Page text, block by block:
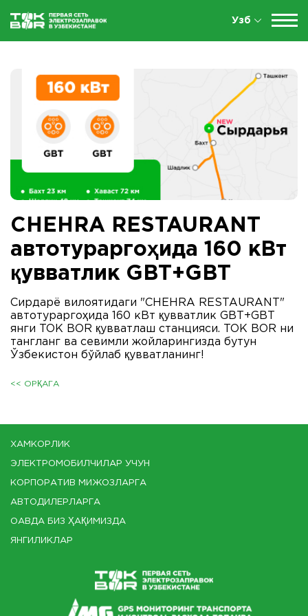
Узб
CHEHRA RESTAURANT
автотураргоҳида 160 кВт
қувватлик GBT+GBT
Сирдарё вилоятидаги "CHEHRA RESTAURANT"
автотураргоҳида 160 кВт қувватлик GBT+GBT
янги TOK BOR қувватлаш станцияси. TOK BOR ни
тангланг ва севимли жойларингизда бутун
Ўзбекистон бўйлаб қувватланинг!
<< ОРҚАГА
ХАМКОРЛИК
ЭЛЕКТРОМОБИЛЧИЛАР УЧУН
КОРПОРАТИВ МИЖОЗЛАРГА
АВТОДИЛЕРЛАРГА
ОАВДА БИЗ ҲАҚИМИЗДА
ЯНГИЛИКЛАР